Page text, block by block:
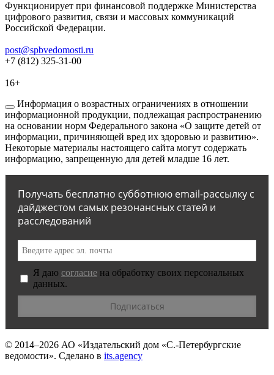
Функционирует при финансовой поддержке Министерства
цифрового развития, связи и массовых коммуникаций
Российской Федерации.
post@spbvedomosti.ru
+7 (812) 325-31-00
16+
Информация о возрастных ограничениях в отношении
информационной продукции, подлежащая распространению
на основании норм Федерального закона «О защите детей от
информации, причиняющей вред их здоровью и развитию».
Некоторые материалы настоящего сайта могут содержать
информацию, запрещенную для детей младше 16 лет.
Получать бесплатно субботнюю email-рассылку с
дайджестом самых резонансных статей и
расследований
Я даю согласие на обработку своих персональных
данных.
© 2014–2026 АО «Издательский дом «С.-Петербургские
ведомости». Сделано в its.agency